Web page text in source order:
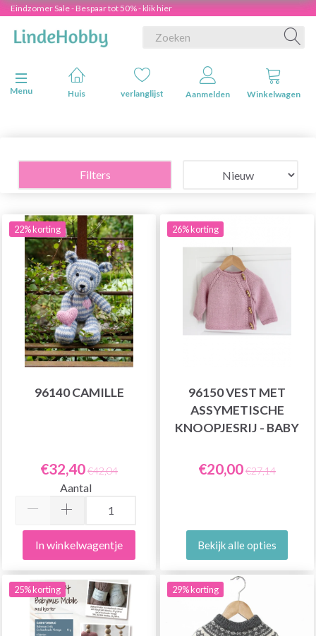
Eindzomer Sale - Bespaar tot 50% - klik hier
Navigatie in-/uitschakelen
Menu
Huis verlanglijst Aanmelden Winkelwagen
Filters
22% korting
96140 CAMILLE
€32,40€42,04
Aantal
In winkelwagentje
26% korting
96150 VEST MET
ASSYMETISCHE
KNOOPJESRIJ - BABY
€20,00€27,14
Bekijk alle opties
25% korting 29% korting